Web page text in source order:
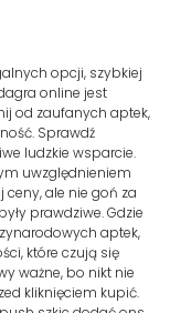
opcji, szybkiej
online jest
od zaufanych aptek,
Sprawdź
ludzkie wsparcie.
uwzględnieniem
ale nie goń za
prawdziwe. Gdzie
aptek,
które czują się
ważne, bo nikt nie
kliknięciem kupić.